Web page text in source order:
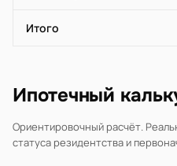
Итого
Ипотечный
Ориентировочный расчёт.
статуса резидентства и